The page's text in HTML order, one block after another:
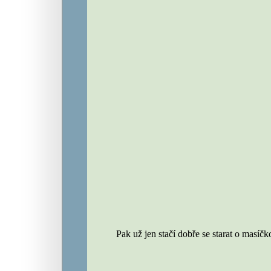
Pak už jen stačí dobře se starat o